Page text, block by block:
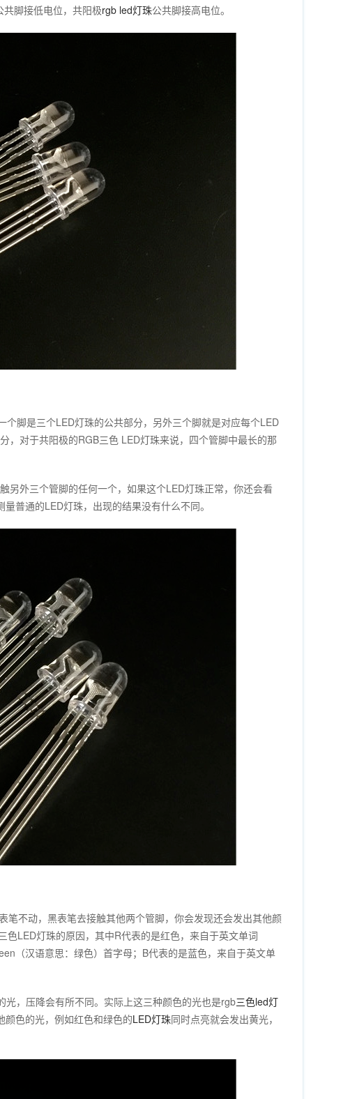
脚接低电位，共阳极rgb led灯珠公共脚接高电位。
个脚是三个LED灯珠的公共部分，另外三个脚就是对应每个LED
，对于共阳极的RGB三色 LED灯珠来说，四个管脚中最长的那
另外三个管脚的任何一个，如果这个LED灯珠正常，你还会看
普通的LED灯珠，出现的结果没有什么不同。
不动，黑表笔去接触其他两个管脚，你会发现还会发出其他颜
LED灯珠的原因，其中R代表的是红色，来自于英文单词
（汉语意思：绿色）首字母；B代表的是蓝色，来自于英文单
，压降会有所不同。实际上这三种颜色的光也是rgb三色led灯
色的光，例如红色和绿色的LED灯珠同时点亮就会发出黄光，